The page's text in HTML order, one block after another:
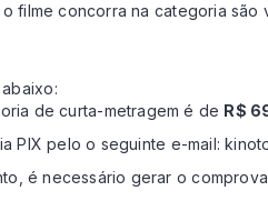
filme concorra na categoria são
abaixo:
de curta-metragem é de R$
PIX pelo o seguinte e-mail:
é necessário gerar o